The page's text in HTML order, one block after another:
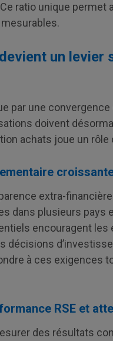
ratio unique permet
un
par une
doivent
achats joue un
extra-
dans plusieurs pays
encouragent
décisions
à ces exigences
RSE et
des résultats